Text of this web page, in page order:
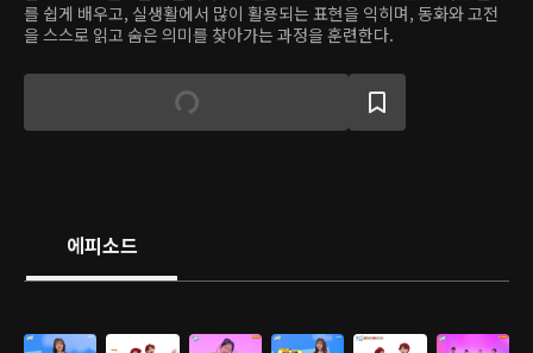
를 쉽게 배우고, 실생활에서 많이 활용되는 표현을 익히며, 동화와 고전
을 스스로 읽고 숨은 의미를 찾아가는 과정을 훈련한다.
에피소드